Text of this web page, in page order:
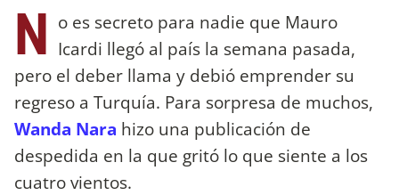
N o es secreto para nadie que Mauro
Icardi llegó al país la semana pasada,
pero el deber llama y debió emprender su
regreso a Turquía. Para sorpresa de muchos,
Wanda Nara hizo una publicación de
despedida en la que gritó lo que siente a los
cuatro vientos.